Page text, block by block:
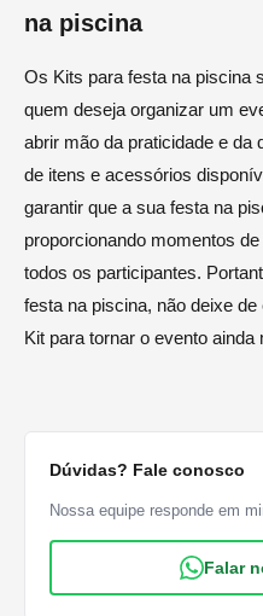
na piscina
Os Kits para festa na piscina
quem deseja organizar um
abrir mão da praticidade e da
de itens e acessórios
garantir que a sua festa na
proporcionando momentos
todos os participantes.
festa na piscina, não deixe
Kit para tornar o evento ainda
Dúvidas? Fale conosco
Nossa equipe responde em
Falar